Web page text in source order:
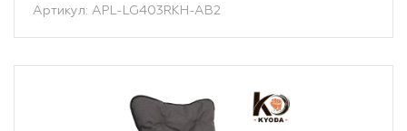
Артикул: APL-LG403RKH-AB2